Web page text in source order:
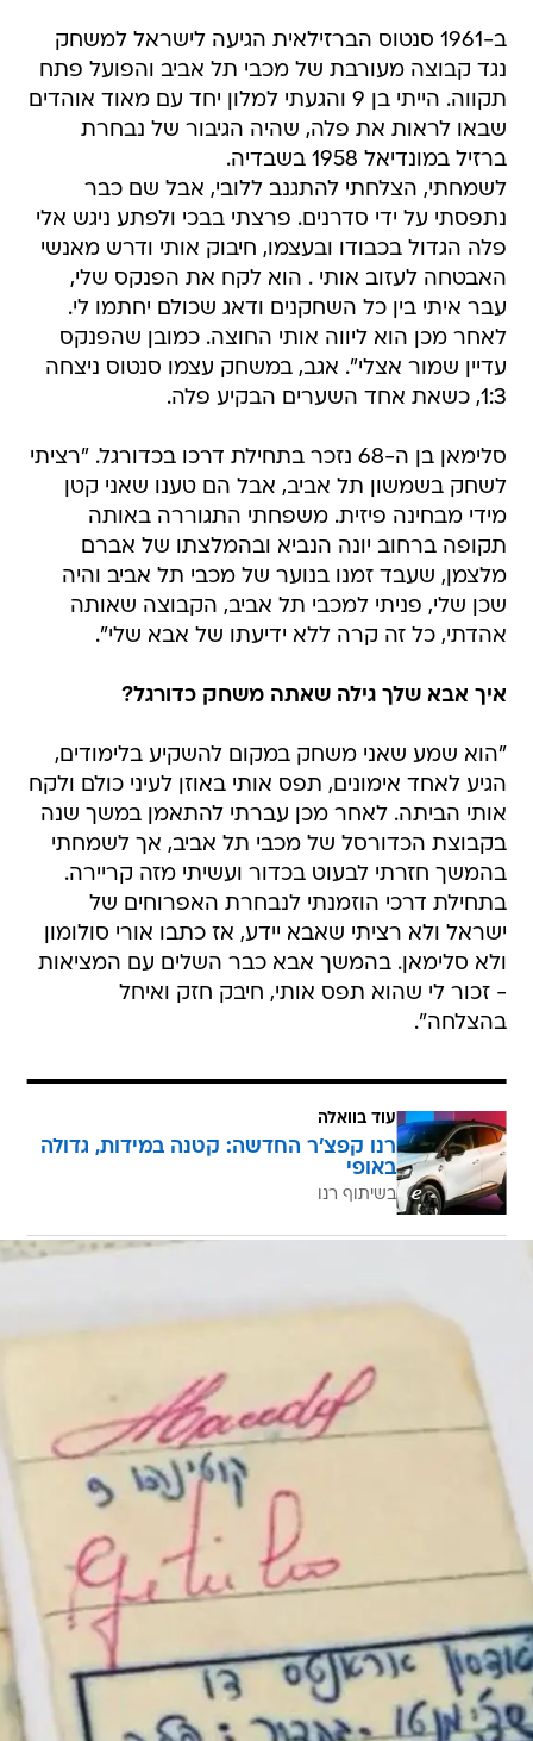
תקווה. הייתי בן 9 והגעתי למלון יחד עם מאוד אוהדים
שבאו לראות את פלה, שהיה הגיבור של נבחרת
ברזיל במונדיאל 1958 בשבדיה.
לשמחתי, הצלחתי להתגנב ללובי, אבל שם כבר
נתפסתי על ידי סדרנים. פרצתי בבכי ולפתע ניגש אלי
פלה הגדול בכבודו ובעצמו, חיבוק אותי ודרש מאנשי
האבטחה לעזוב אותי . הוא לקח את הפנקס שלי,
עבר איתי בין כל השחקנים ודאג שכולם יחתמו לי.
לאחר מכן הוא ליווה אותי החוצה. כמובן שהפנקס
עדיין שמור אצלי". אגב, במשחק עצמו סנטוס ניצחה
1:3, כשאת אחד השערים הבקיע פלה.
סלימאן בן ה-68 נזכר בתחילת דרכו בכדורגל. "רציתי
מידי מבחינה פיזית. משפחתי התגוררה באותה
תקופה ברחוב יונה הנביא ובהמלצתו של אברם
מלצמן, שעבד זמנו בנוער של מכבי תל אביב והיה
שכן שלי, פניתי למכבי תל אביב, הקבוצה שאותה
אהדתי, כל זה קרה ללא ידיעתו של אבא שלי".
איך אבא שלך גילה שאתה משחק כדורגל?
"הוא שמע שאני משחק במקום להשקיע בלימודים,
אותי הביתה. לאחר מכן עברתי להתאמן במשך שנה
בקבוצת הכדורסל של מכבי תל אביב, אך לשמחתי
בהמשך חזרתי לבעוט בכדור ועשיתי מזה קריירה.
בתחילת דרכי הוזמנתי לנבחרת האפרוחים של
ישראל ולא רציתי שאבא יידע, אז כתבו אורי סולומון
ולא סלימאן. בהמשך אבא כבר השלים עם המציאות
- זכור לי שהוא תפס אותי, חיבק חזק ואיחל
בהצלחה".
רנו קפצ'ר החדשה: קטנה במידות, גדולה
באופי